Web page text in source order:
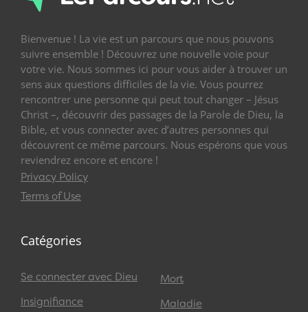
Bienvenue ! La vie est un parcours que nous pouvons
suivre ensemble ! Découvrez une nouvelle voie pour
votre vie. Nous sommes ici pour vous aider à trouver un
sens aux questions difficiles de la vie. Vous pourrez
rencontrer une personne qui peut tout changer – Jésus
Christ –, découvrir des passages de la Parole de Dieu, la
Bible, et vous connecter avec d’autres personnes qui
découvrent ce même parcours. Nous espérons que vous
reviendrez encore et encore !
Privacy Policy
Terms of Use
Catégories
Se connecter avec Dieu
Insignifiance
Mort
Maladie